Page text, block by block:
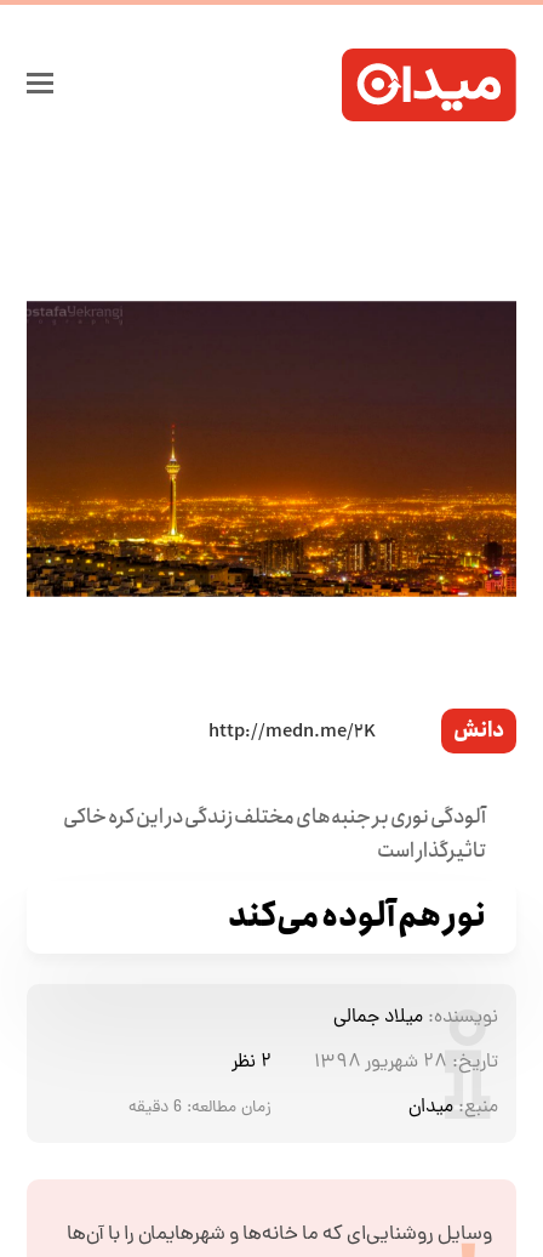
دانش
آلودگی نوری بر جنبه‌های مختلف زندگی در این کره خاکی
تاثیرگذار است
نور هم آلوده می‌کند
نویسنده: میلاد جمالی
تاریخ: ۲۸ شهریور ۱۳۹۸
۲ نظر
منبع: میدان زمان مطالعه: 6دقیقه
وسایل روشنایی‌ای که ما خانه‌ها و شهرهایمان را با آن‌ها